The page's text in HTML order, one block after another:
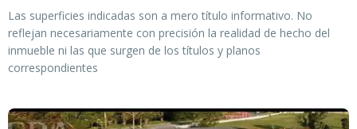
Las superficies indicadas son a mero título informativo. No
reflejan necesariamente con precisión la realidad de hecho del
inmueble ni las que surgen de los títulos y planos
correspondientes